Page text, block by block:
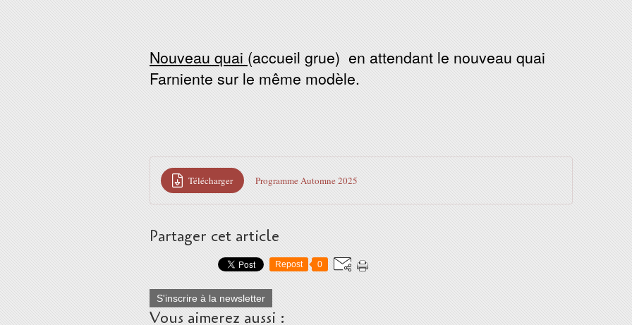
Nouveau quai (accueil grue) en attendant le nouveau quai
Farniente sur le même modèle.
Télécharger Programme Automne 2025
Partager cet article
Repost 0
S'inscrire à la newsletter
Vous aimerez aussi :